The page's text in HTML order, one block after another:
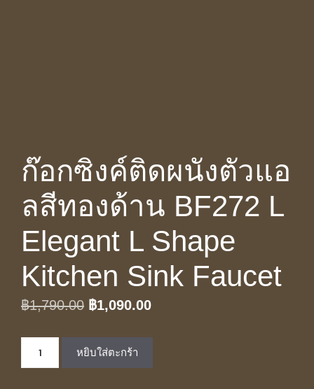
ก๊อกซิงค์ติดผนังตัวแอ
ลสีทองด้าน BF272 L
Elegant L Shape
Kitchen Sink Faucet
฿1,790.00 Original
was:
฿1,790.00.
฿1,090.00Current
฿1,090.00.
จำนวน
ก๊อก
หยิบใส่ตะกร้า